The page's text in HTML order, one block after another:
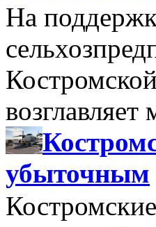
На
возглавляет
убыточным